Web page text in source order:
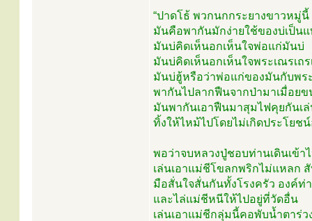
“ปาดโธ้ พวกนกกระยางขาวหมู่นี้
มันคือพากันมักง่ายใช้ของบ่เป็น
มันบ่คิดเห็นอกเห็นใจพ่อแก่มันบ่
มันบ่คิดเห็นอกเห็นใจพระเณรเถ
มันบ่ฮู้หรือว่าพ่อแก่ของมันกับพร
พากันไปลากฟืนจากป่ามาเมื่อย
มันพากันเอาฟืนมาสุมไฟคุยกันเ
ทิ้งให้ไหม้ไปโดยไม่เกิดประโยชน์
พอว่าจบหลวงปู่ชอบท่านเดินเข้า
เล่นเอาแม่ชีโขลกพริกไม่แหลก
มือสั่นใจสั่นกันทั้งโรงครัว องค์ท่
และไล่แม่ชีหนีให้ไปอยู่ที่วัดอื่น
เล่นเอาแม่ชีกลุ่มนี้คอพับน้ำตาร่